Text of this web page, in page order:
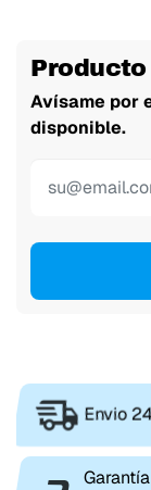
Avísame por
disponible.
Envio